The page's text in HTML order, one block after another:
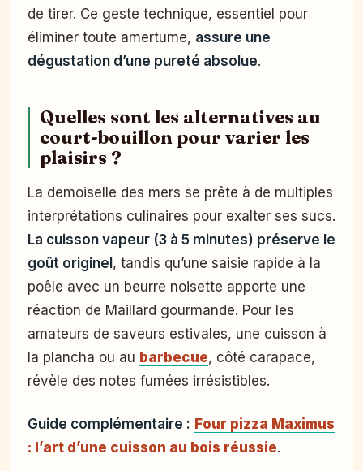
de tirer. Ce geste technique, essentiel pour
éliminer toute amertume, assure une
dégustation d’une pureté absolue.
Quelles sont les alternatives au
court-bouillon pour varier les
plaisirs ?
La demoiselle des mers se prête à de multiples
interprétations culinaires pour exalter ses sucs.
La cuisson vapeur (3 à 5 minutes) préserve le
goût originel , tandis qu’une saisie rapide à la
poêle avec un beurre noisette apporte une
réaction de Maillard gourmande. Pour les
amateurs de saveurs estivales, une cuisson à
la plancha ou au barbecue, côté carapace,
révèle des notes fumées irrésistibles.
Guide complémentaire : Four pizza Maximus
: l’art d’une cuisson au bois réussie.